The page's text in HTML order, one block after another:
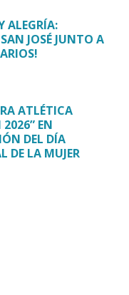
ALEGRÍA:
JOSÉ JUNTO A
ATLÉTICA
2026” EN
DEL DÍA
DE LA MUJER